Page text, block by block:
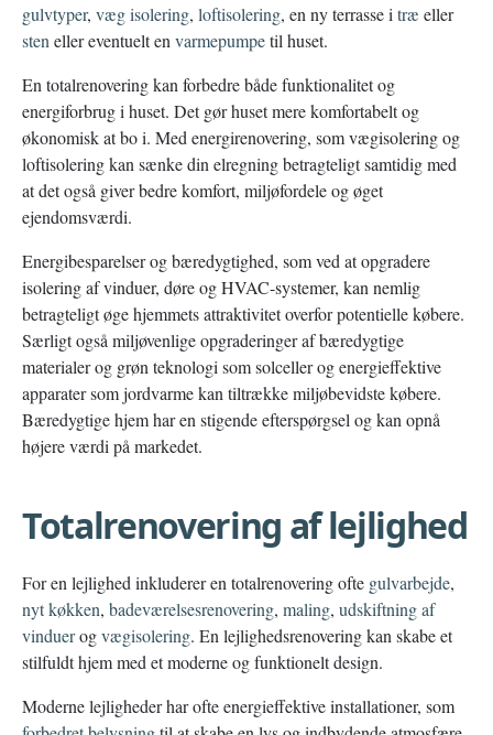
gulvtyper, væg isolering, loftisolering, en ny terrasse i træ eller
sten eller eventuelt en varmepumpetil huset.
En totalrenovering kan forbedre både funktionalitet og
energiforbrug i huset. Det gør huset mere komfortabelt og
økonomisk at bo i. Med energirenovering, som vægisolering og
loftisolering kan sænke din elregning betragteligt samtidig med
at det også giver bedre komfort, miljøfordele og øget
ejendomsværdi.
Energibesparelser og bæredygtighed, som ved at opgradere
isolering af vinduer, døre og HVAC-systemer, kan nemlig
betragteligt øge hjemmets attraktivitet overfor potentielle købere.
Særligt også miljøvenlige opgraderinger af bæredygtige
materialer og grøn teknologi som solceller og energieffektive
apparater som jordvarme kan tiltrække miljøbevidste købere.
Bæredygtige hjem har en stigende efterspørgsel og kan opnå
højere værdi på markedet.
Totalrenovering af lejlighed
For en lejlighed inkluderer en totalrenovering ofte gulvarbejde,
nyt køkken, badeværelsesrenovering, maling, udskiftning af
vinduerogvægisolering. En lejlighedsrenovering kan skabe et
stilfuldt hjem med et moderne og funktionelt design.
Moderne lejligheder har ofte energieffektive installationer, som